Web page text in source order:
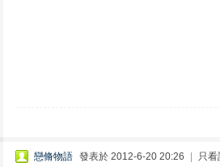
戀脩物語 發表於 2012-6-20 20:26 只看